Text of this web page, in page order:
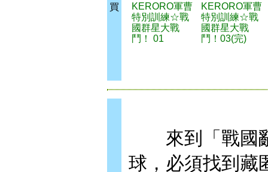
買
KERORO軍曹
特別訓練☆戰
國群星大戰
鬥！ 01
KERORO軍曹
特別訓練☆戰
國群星大戰
鬥！03(完)
來到「戰國亂
球，必須找到藏